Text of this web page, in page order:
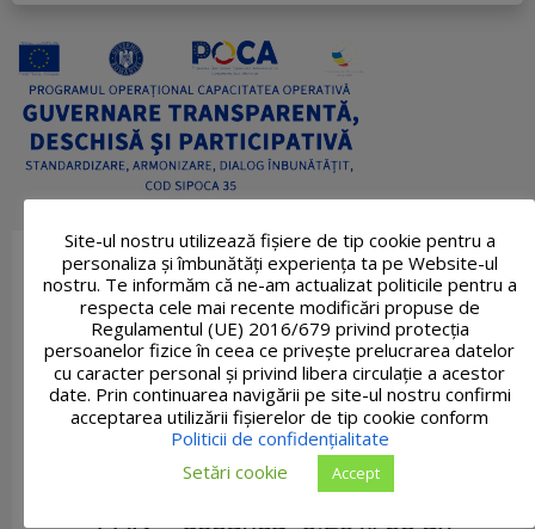
Site-ul nostru utilizează fişiere de tip cookie pentru a
personaliza și îmbunătăți experiența ta pe Website-ul
nostru. Te informăm că ne-am actualizat politicile pentru a
respecta cele mai recente modificări propuse de
Regulamentul (UE) 2016/679 privind protecția
persoanelor fizice în ceea ce privește prelucrarea datelor
cu caracter personal și privind libera circulație a acestor
date. Prin continuarea navigării pe site-ul nostru confirmi
acceptarea utilizării fişierelor de tip cookie conform
Politicii de confidențialitate
Setări cookie
Accept